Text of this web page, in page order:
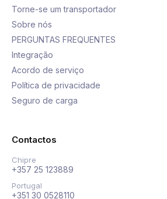
Torne-se um transportador
Sobre nós
PERGUNTAS FREQUENTES
Integração
Acordo de serviço
Política de privacidade
Seguro de carga
Contactos
Chipre
+357 25 123889
Portugal
+351 30 0528110